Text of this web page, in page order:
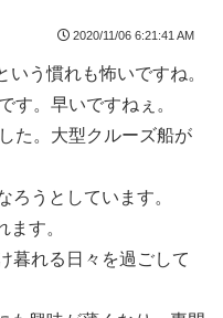
2020/11/06 6:21:41 AM
う慣れも怖いですね。
す。早いですねぇ。
た。大型クルーズ船が
ろうとしています。
ます。
暮れる日々を過ごして